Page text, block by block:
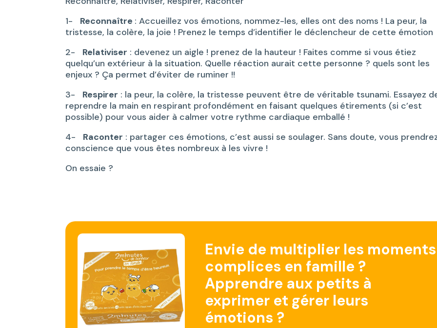
1- Reconnaître : Accueillez vos émotions, nommez-les, elles ont des noms ! La peur, la
tristesse, la colère, la joie ! Prenez le temps d’identifier le déclencheur de cette émotion
2- Relativiser : devenez un aigle ! prenez de la hauteur ! Faites comme si vous étiez
quelqu’un extérieur à la situation. Quelle réaction aurait cette personne ? quels sont les
enjeux ? Ça permet d’éviter de ruminer !!
3- Respirer : la peur, la colère, la tristesse peuvent être de véritable tsunami. Essayez
reprendre la main en respirant profondément en faisant quelques étirements (si c’est
possible) pour vous aider à calmer votre rythme cardiaque emballé !
4- Raconter : partager ces émotions, c’est aussi se soulager. Sans doute, vous
conscience que vous êtes nombreux à les vivre !
On essaie ?
Envie de multiplier les moments
complices en famille ?
Apprendre aux petits à
exprimer et gérer leurs
émotions ?